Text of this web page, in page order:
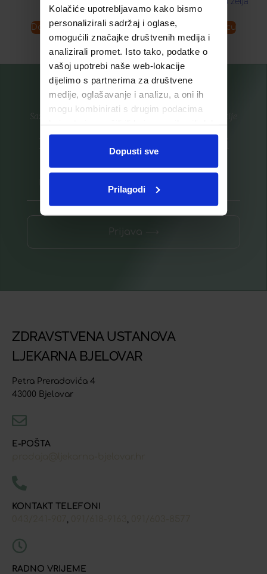
Kolačiće upotrebljavamo kako bismo
personalizirali sadržaj i oglase,
omogućili značajke društvenih medija i
analizirali promet. Isto tako, podatke o
vašoj upotrebi naše web-lokacije
dijelimo s partnerima za društvene
medije, oglašavanje i analizu, a oni ih
mogu kombinirati s drugim podacima
ste upotrebljavali njihove usluge.
Dopusti sve
Prilagodi
Dodaj u košaricu Dodaj u košaricu
Saznajte prvi za nove proizvode i ekskluzivne promocije
Prijavite se na listu za novosti
Prijava ⟶
ZDRAVSTVENA USTANOVA
LJEKARNA BJELOVAR
Petra Preradovića 4
43000 Bjelovar
E-POŠTA
KONTAKT TELEFONI
RADNO VRIJEME